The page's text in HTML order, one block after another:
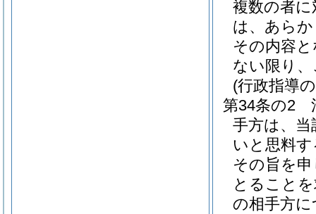
複数の者
は、あら
その内容
ない限り
(行政指導
第34条の2
手方は、
いと思料
その旨を
とること
の相手方